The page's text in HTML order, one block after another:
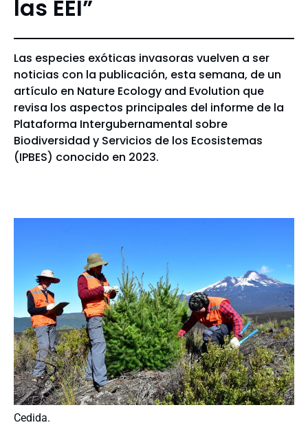
las EEI”
Las especies exóticas invasoras vuelven a ser
noticias con la publicación, esta semana, de un
artículo en Nature Ecology and Evolution que
revisa los aspectos principales del informe de la
Plataforma Intergubernamental sobre
Biodiversidad y Servicios de los Ecosistemas
(IPBES) conocido en 2023.
Cedida.